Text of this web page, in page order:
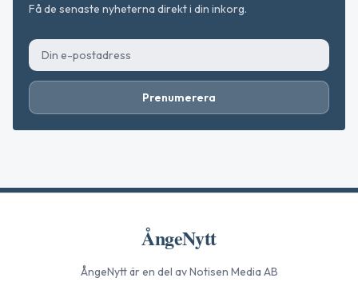
Få de senaste nyheterna direkt i din inkorg.
Prenumerera
ÅngeNytt
ÅngeNyttär en del av Notisen Media AB